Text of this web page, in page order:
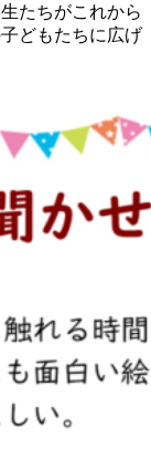
たちがこれから
どもたちに広げ